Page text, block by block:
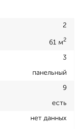
2
61 м2
3
панельный
9
есть
нет данных